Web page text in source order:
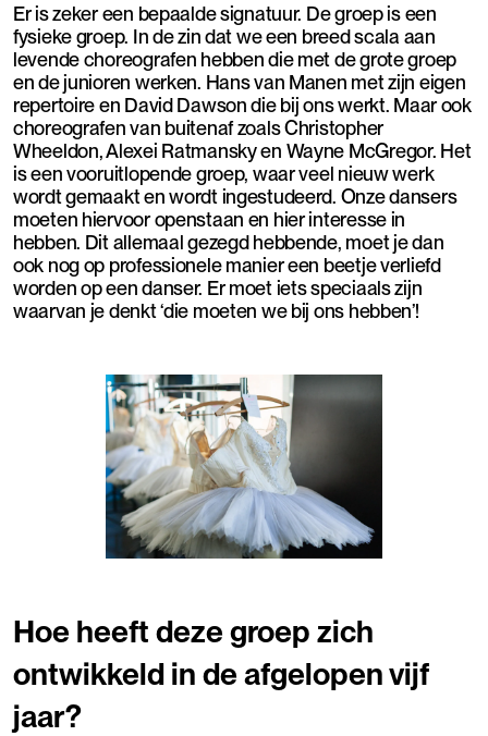
Er is zeker een bepaalde signatuur. De groep is een
fysieke groep. In de zin dat we een breed scala aan
levende choreografen hebben die met de grote groep
en de junioren werken. Hans van Manen met zijn eigen
repertoire en David Dawson die bij ons werkt. Maar ook
choreografen van buitenaf zoals Christopher
Wheeldon, Alexei Ratmansky en Wayne McGregor. Het
is een vooruitlopende groep, waar veel nieuw werk
wordt gemaakt en wordt ingestudeerd. Onze dansers
moeten hiervoor openstaan en hier interesse in
hebben. Dit allemaal gezegd hebbende, moet je dan
ook nog op professionele manier een beetje verliefd
worden op een danser. Er moet iets speciaals zijn
waarvan je denkt ‘die moeten we bij ons hebben’!
Hoe heeft deze groep zich
ontwikkeld in de afgelopen vijf
jaar?